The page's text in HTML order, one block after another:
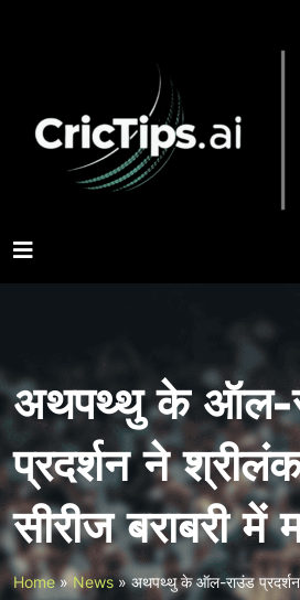
अथपथ्थु के ऑल-
प्रदर्शन ने
सीरीज बराबरी में
Home»News»अथपथ्थु के ऑल-राउंड प्रदर्शन